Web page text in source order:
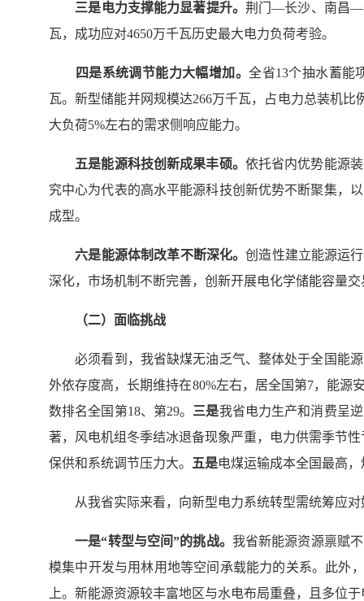
三是电力支撑能力显著提升。 荆门—长沙、南昌—
瓦，成功应对4650万千瓦历史最大电力负荷考验。
四是系统调节能力大幅增加。全省13个抽水蓄能
瓦。新型储能并网规模达266万千瓦，占电力总装机
大负荷5%左右的需求侧响应能力。
五是能源科技创新成果丰硕。 依托省内优势能源
究中心为代表的高水平能源科技创新优势不断聚集，
成型。
六是能源体制改革不断深化。创造性建立能源运
深化，市场机制不断完善，创新开展电化学储能容量
（二）面临挑战
必须看到，我省缺煤无油乏气、整体处于全国能源
外依存度高，长期维持在80%左右，居全国第7，能源
数排名全国第18、第29。 三是我省电力生产和消费呈
著，风电机组冬季结冰退备现象严重，电力供需季节
保供和系统调节压力大。
五是电煤运输成本全国最高
从我省实际来看，向新型电力系统转型需统筹应对
一是“转型与空间”的挑战。 我省新能源资源禀赋
模集中开发与用林用地等空间承载能力的关系。此外
上。新能源资源较丰富地区与水电布局重叠，且多位